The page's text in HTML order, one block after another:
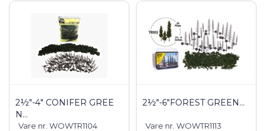
2½"-4" CONIFER GREE
N...
Vare nr. WOWTR1104
2½"-6"FOREST GREEN...
Vare nr. WOWTR1113